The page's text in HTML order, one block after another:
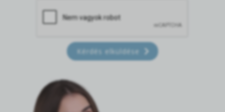
Kérdés elküldése